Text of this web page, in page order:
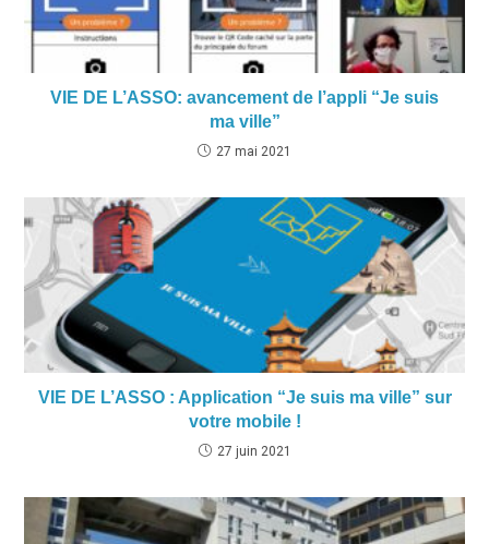
VIE DE L’ASSO: avancement de l’appli “Je suis
ma ville”
27 mai 2021
VIE DE L’ASSO : Application “Je suis ma ville” sur
votre mobile !
27 juin 2021